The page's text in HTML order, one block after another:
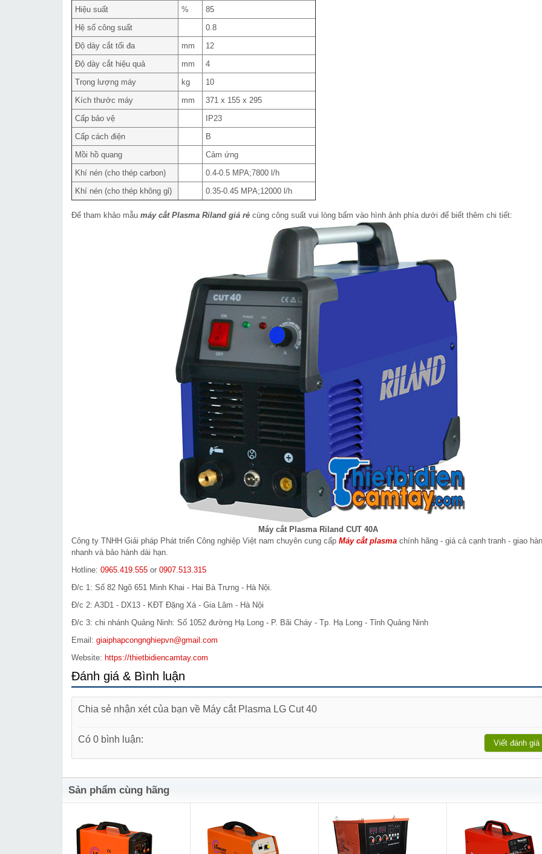
Hiệu suất
%
85
Hệ số công suất
0.8
Độ dày cắt tối đa
mm
12
Độ dày cắt hiệu quả
mm
4
Trọng lượng máy
kg
10
Kích thước máy
mm
371 x 155 x 295
Cấp bảo vệ
IP23
Cấp cách điện
B
Mồi hồ quang
Cảm ứng
Khí nén (cho thép carbon)
0.4-0.5 MPA;7800 l/h
Khí nén (cho thép không gỉ)
0.35-0.45 MPA;12000 l/h
Để tham khảo mẫu máy cắt Plasma Riland giá rẻ cùng công suất vui lòng bấm vào hình ảnh phía dưới để biết thêm chi tiết:
Máy cắt Plasma Riland CUT 40A
Công ty TNHH Giải pháp Phát triển Công nghiệp Việt nam chuyên cung cấp Máy cắt plasma chính hãng - giá cả cạnh tranh - giao
nhanh và bảo hành dài hạn.
Hotline: 0965.419.555 or 0907.513.315
Đ/c 1: Số 82 Ngõ 651 Minh Khai - Hai Bà Trưng - Hà Nội.
Đ/c 2: A3D1 - DX13 - KĐT Đặng Xá - Gia Lâm - Hà Nội
Đ/c 3: chi nhánh Quảng Ninh: Số 1052 đường Hạ Long - P. Bãi Cháy - Tp. Hạ Long - Tỉnh Quảng Ninh
Email: giaiphapcongnghiepvn@gmail.com
Website: https://thietbidiencamtay.com
Đánh giá & Bình luận
Chia sẻ nhận xét của bạn về Máy cắt Plasma LG Cut 40
Có 0 bình luận: Viết đánh giá
Sản phẩm cùng hãng